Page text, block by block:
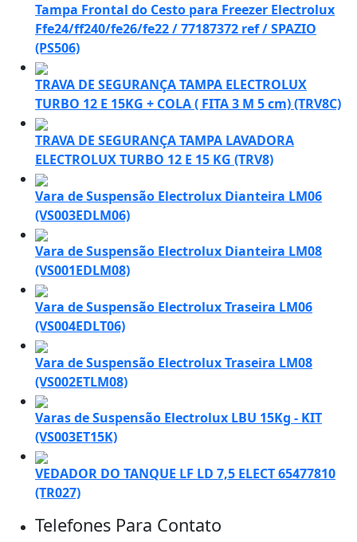
Tampa Frontal do Cesto para Freezer Electrolux
Ffe24/ff240/fe26/fe22 / 77187372 ref / SPAZIO
(PS506)
TRAVA DE SEGURANÇA TAMPA ELECTROLUX
TURBO 12 E 15KG + COLA ( FITA 3 M 5 cm) (TRV8C)
TRAVA DE SEGURANÇA TAMPA LAVADORA
ELECTROLUX TURBO 12 E 15 KG (TRV8)
Vara de Suspensão Electrolux Dianteira LM06
(VS003EDLM06)
Vara de Suspensão Electrolux Dianteira LM08
(VS001EDLM08)
Vara de Suspensão Electrolux Traseira LM06
(VS004EDLT06)
Vara de Suspensão Electrolux Traseira LM08
(VS002ETLM08)
Varas de Suspensão Electrolux LBU 15Kg - KIT
(VS003ET15K)
VEDADOR DO TANQUE LF LD 7,5 ELECT 65477810
(TR027)
Telefones Para Contato